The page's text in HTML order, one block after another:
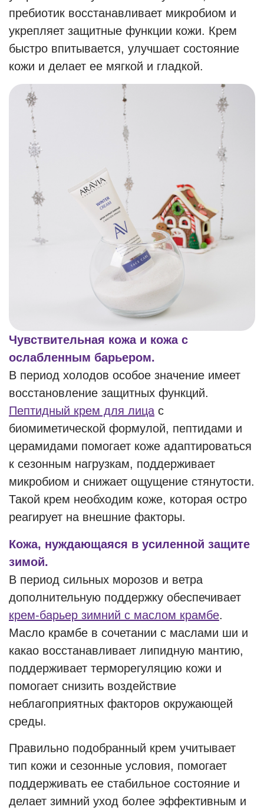
пребиотик восстанавливает микробиом и
укрепляет защитные функции кожи. Крем
быстро впитывается, улучшает состояние
кожи и делает ее мягкой и гладкой.
Чувствительная кожа и кожа с
ослабленным барьером.
В период холодов особое значение имеет
восстановление защитных функций.
Пептидный крем для лица с
биомиметической формулой, пептидами и
церамидами помогает коже адаптироваться
к сезонным нагрузкам, поддерживает
микробиом и снижает ощущение стянутости.
Такой крем необходим коже, которая остро
реагирует на внешние факторы.
Кожа, нуждающаяся в усиленной защите
зимой.
В период сильных морозов и ветра
дополнительную поддержку обеспечивает
крем-барьер зимний c маслом крамбе.
Масло крамбе в сочетании с маслами ши и
какао восстанавливает липидную мантию,
поддерживает терморегуляцию кожи и
помогает снизить воздействие
неблагоприятных факторов окружающей
среды.
Правильно подобранный крем учитывает
тип кожи и сезонные условия, помогает
поддерживать ее стабильное состояние и
делает зимний уход более эффективным и